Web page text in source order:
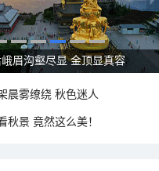
天映衬下的哈尔滨伏尔加庄园
晨雾缭绕 秋色迷人
秋景 竟然这么美！